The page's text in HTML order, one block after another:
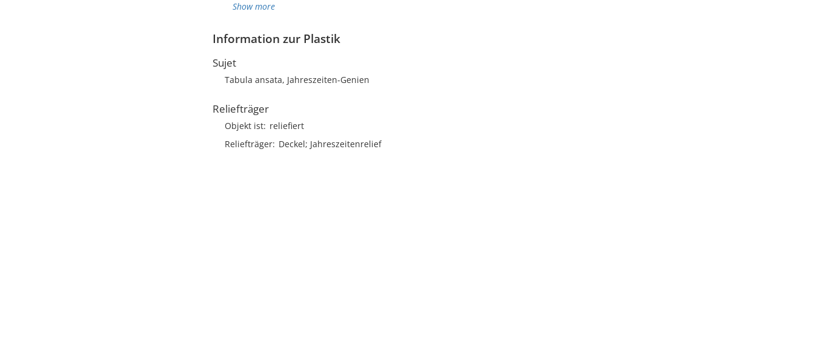
Show more
Information zur Plastik
Sujet
Tabula ansata, Jahreszeiten-Genien
Reliefträger
Objekt ist reliefiert
Reliefträger Deckel; Jahreszeitenrelief